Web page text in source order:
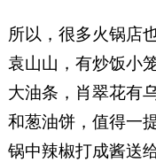
所以，很多火锅店
袁山山，有炒饭小
大油条，肖翠花有
和葱油饼，值得一
锅中辣椒打成酱送